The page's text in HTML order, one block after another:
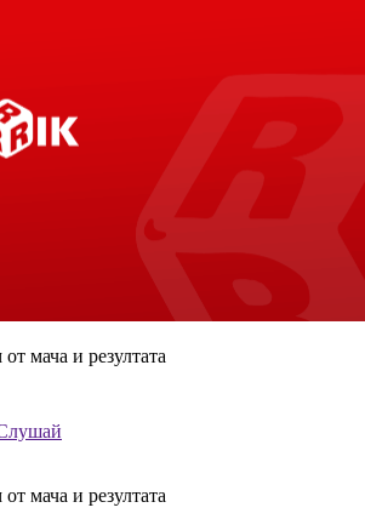
мача и резултата
мача и резултата